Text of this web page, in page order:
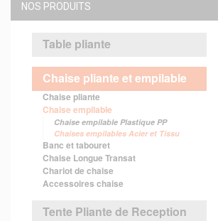
NOS PRODUITS
Table pliante
Chaise pliante et empilable
Chaise pliante
Chaise empilable
Chaise empilable Plastique PP
Chaises empilables Acier et Tissu
Banc et tabouret
Chaise Longue Transat
Chariot de chaise
Accessoires chaise
Tente Pliante de Reception